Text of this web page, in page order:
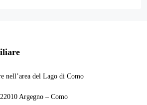
nell’area del Lago di Como
Argegno – Como